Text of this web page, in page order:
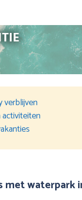
verblijven
met waterpark